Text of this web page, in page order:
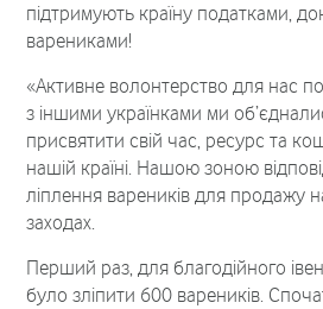
підтримують країну податками,
варениками!
«Активне волонтерство для нас
з іншими українками ми
присвятити свій час, ресурс та
нашій країні. Нашою зоною
ліплення вареників для продажу
заходах.
Перший раз, для благодійного
було зліпити 600 вареників.